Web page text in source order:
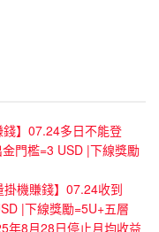
錢】07.24多日不能登
門檻=3 USD |下線獎勵
掛機賺錢】07.24收到
|下線獎勵=5U+五層
年8月28日停止月均收益